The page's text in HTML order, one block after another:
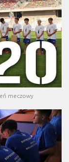
meczowy